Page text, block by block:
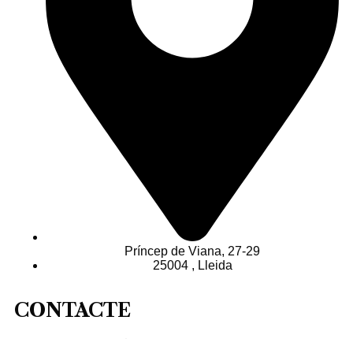
Príncep de Viana, 27-29
25004 , Lleida
CONTACTE